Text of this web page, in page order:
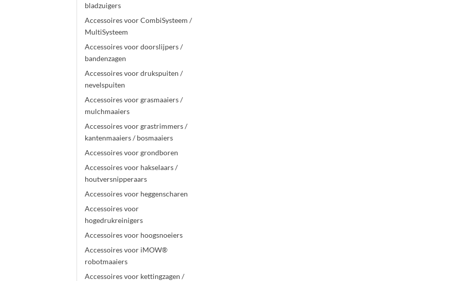
bladzuigers
Accessoires voor CombiSysteem /
MultiSysteem
Accessoires voor doorslijpers /
bandenzagen
Accessoires voor drukspuiten /
nevelspuiten
Accessoires voor grasmaaiers /
mulchmaaiers
Accessoires voor grastrimmers /
kantenmaaiers / bosmaaiers
Accessoires voor grondboren
Accessoires voor hakselaars /
houtversnipperaars
Accessoires voor heggenscharen
Accessoires voor
hogedrukreinigers
Accessoires voor hoogsnoeiers
Accessoires voor iMOW®
robotmaaiers
Accessoires voor kettingzagen /